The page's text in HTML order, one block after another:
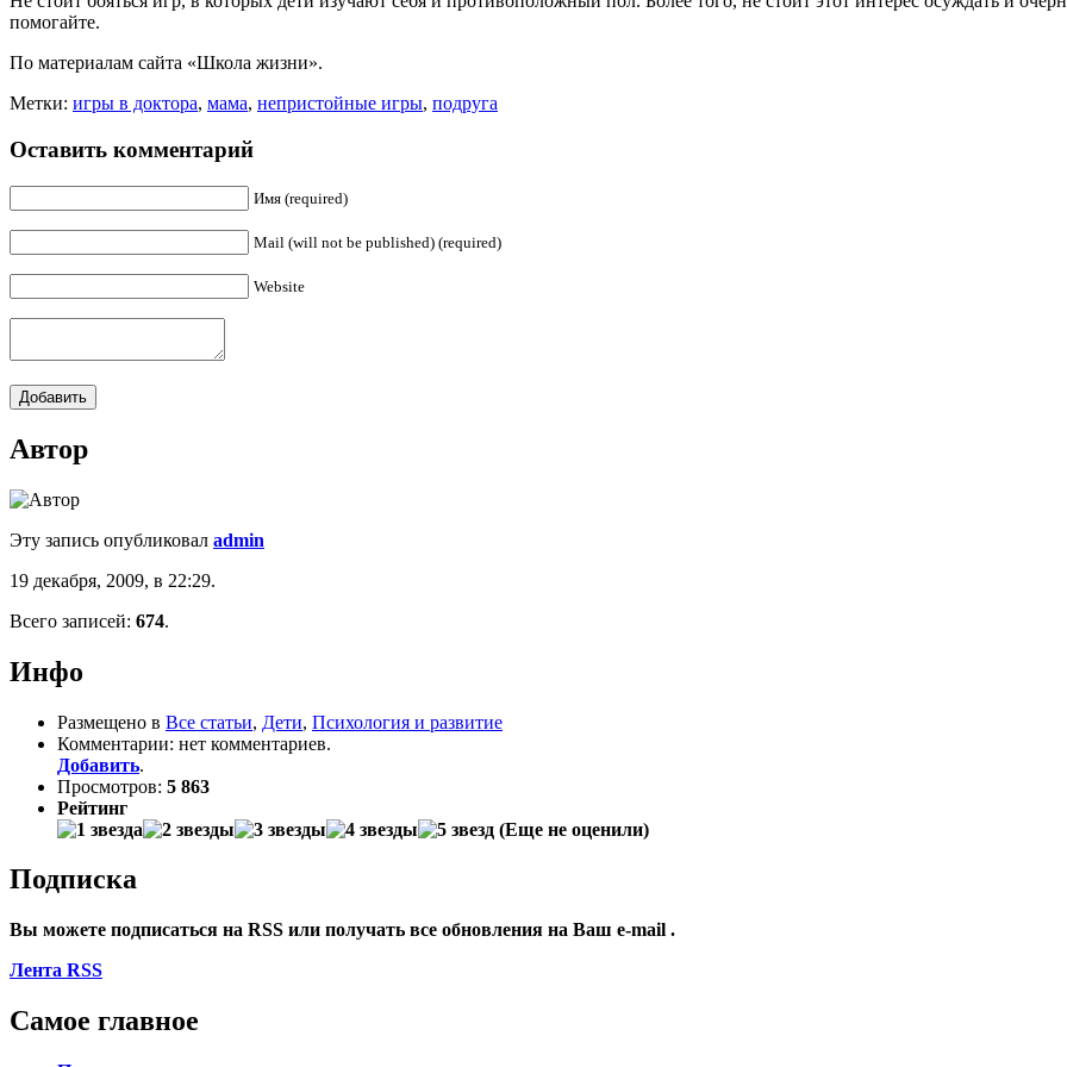
помогайте.
По материалам сайта «Школа жизни».
Метки: игры в доктора, мама, непристойные игры, подруга
Оставить комментарий
Имя (required)
Mail (will not be published) (required)
Website
Автор
Эту запись опубликовал admin
19 декабря, 2009, в 22:29.
Всего записей: 674.
Инфо
Размещено в Все статьи, Дети, Психология и развитие
Комментарии: нет комментариев.
Добавить.
Просмотров: 5 863
Рейтинг
(Еще не оценили)
Подписка
Вы можете подписаться на RSS или получать все обновления на Ваш e-mail .
Лента RSS
Самое главное